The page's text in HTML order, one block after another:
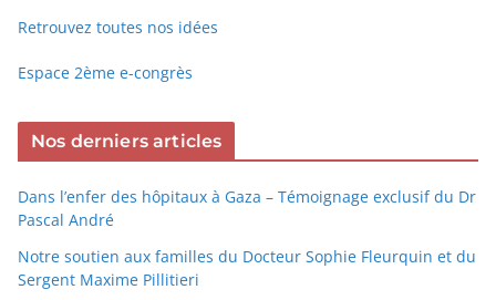
Retrouvez toutes nos idées
Espace 2ème e-congrès
Nos derniers articles
Dans l’enfer des hôpitaux à Gaza – Témoignage exclusif du Dr
Pascal André
Notre soutien aux familles du Docteur Sophie Fleurquin et du
Sergent Maxime Pillitieri